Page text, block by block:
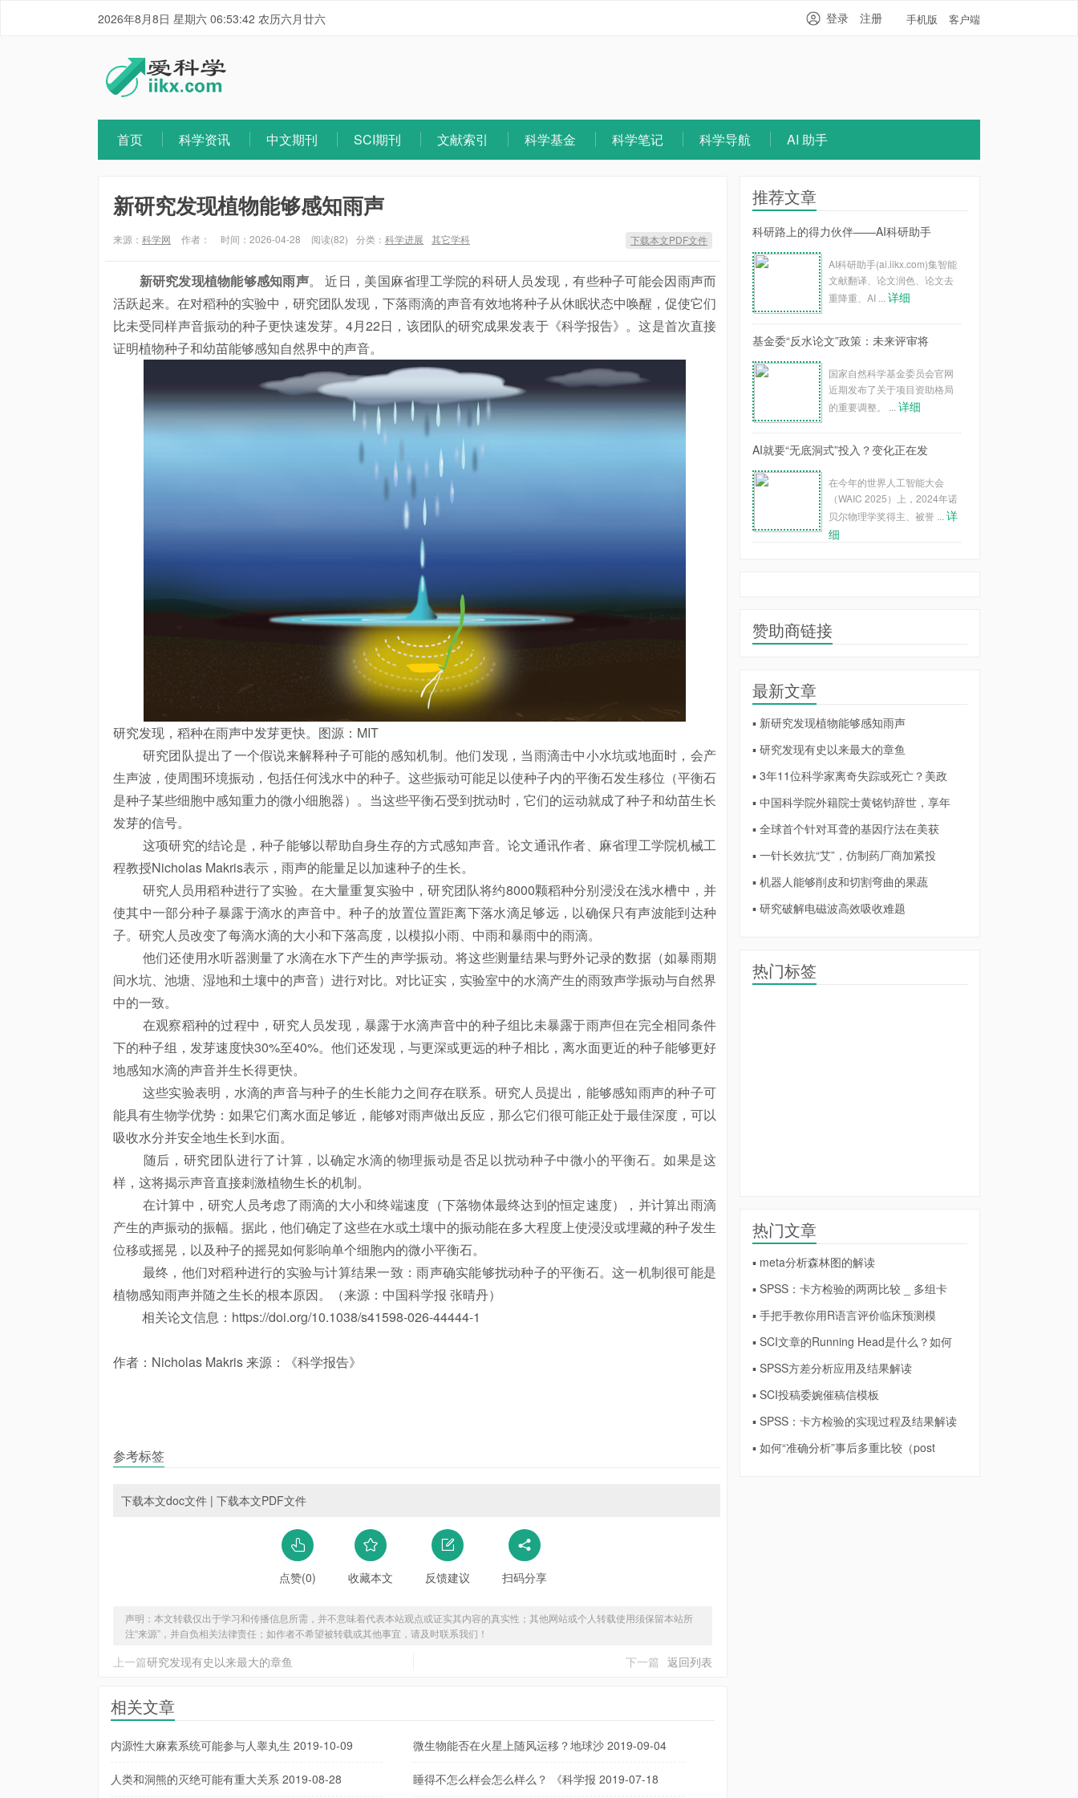
2026年8月8日 星期六 06:53:43 农历六月廿六 手机版 客户端
登录 注册
首页 科学资讯 中文期刊 SCI期刊 文献索引 科学基金 科学笔记 科学导航 AI 助手
新研究发现植物能够感知雨声
来源： 科学网 作者： 时间：2026-04-28 阅读(82) 分类： 科学进展 其它学科 下载本文PDF文件
新研究发现植物能够感知雨声。 近日，美国麻省理工学院的科研人员发现，有些种子可能会因雨声而
活跃起来。在对稻种的实验中，研究团队发现，下落雨滴的声音有效地将种子从休眠状态中唤醒，促使它们
比未受同样声音振动的种子更快速发芽。4月22日，该团队的研究成果发表于《科学报告》。这是首次直接
证明植物种子和幼苗能够感知自然界中的声音。
研究发现，稻种在雨声中发芽更快。图源：MIT
研究团队提出了一个假说来解释种子可能的感知机制。他们发现，当雨滴击中小水坑或地面时，会产
生声波，使周围环境振动，包括任何浅水中的种子。这些振动可能足以使种子内的平衡石发生移位（平衡石
是种子某些细胞中感知重力的微小细胞器）。当这些平衡石受到扰动时，它们的运动就成了种子和幼苗生长
发芽的信号。
这项研究的结论是，种子能够以帮助自身生存的方式感知声音。论文通讯作者、麻省理工学院机械工
程教授Nicholas Makris表示，雨声的能量足以加速种子的生长。
研究人员用稻种进行了实验。在大量重复实验中，研究团队将约8000颗稻种分别浸没在浅水槽中，并
使其中一部分种子暴露于滴水的声音中。种子的放置位置距离下落水滴足够远，以确保只有声波能到达种
子。研究人员改变了每滴水滴的大小和下落高度，以模拟小雨、中雨和暴雨中的雨滴。
他们还使用水听器测量了水滴在水下产生的声学振动。将这些测量结果与野外记录的数据（如暴雨期
间水坑、池塘、湿地和土壤中的声音）进行对比。对比证实，实验室中的水滴产生的雨致声学振动与自然界
中的一致。
在观察稻种的过程中，研究人员发现，暴露于水滴声音中的种子组比未暴露于雨声但在完全相同条件
下的种子组，发芽速度快30%至40%。他们还发现，与更深或更远的种子相比，离水面更近的种子能够更好
地感知水滴的声音并生长得更快。
这些实验表明，水滴的声音与种子的生长能力之间存在联系。研究人员提出，能够感知雨声的种子可
能具有生物学优势：如果它们离水面足够近，能够对雨声做出反应，那么它们很可能正处于最佳深度，可以
吸收水分并安全地生长到水面。
随后，研究团队进行了计算，以确定水滴的物理振动是否足以扰动种子中微小的平衡石。如果是这
样，这将揭示声音直接刺激植物生长的机制。
在计算中，研究人员考虑了雨滴的大小和终端速度（下落物体最终达到的恒定速度），并计算出雨滴
产生的声振动的振幅。据此，他们确定了这些在水或土壤中的振动能在多大程度上使浸没或埋藏的种子发生
位移或摇晃，以及种子的摇晃如何影响单个细胞内的微小平衡石。
最终，他们对稻种进行的实验与计算结果一致：雨声确实能够扰动种子的平衡石。这一机制很可能是
植物感知雨声并随之生长的根本原因。（来源：中国科学报 张晴丹）
相关论文信息：https://doi.org/10.1038/s41598-026-44444-1
作者：Nicholas Makris 来源：《科学报告》
参考标签
下载本文doc文件 | 下载本文PDF文件
点赞(0) 收藏本文 反馈建议 扫码分享
声明：本文转载仅出于学习和传播信息所需，并不意味着代表本站观点或证实其内容的真实性；其他网站或个人转载使用须保留本站所
注“来源”，并自负相关法律责任；如作者不希望被转载或其他事宜，请及时联系我们！
上一篇研究发现有史以来最大的章鱼 下一篇 返回列表
相关文章
内源性大麻素系统可能参与人睾丸生 2019-10-09 微生物能否在火星上随风运移？地球沙2019-09-04
人类和洞熊的灭绝可能有重大关系 2019-08-28 睡得不怎么样会怎么样么？ 《科学报 2019-07-18
推荐文章
科研路上的得力伙伴——AI科研助手
AI科研助手(ai.iikx.com)集智能
文献翻译、论文润色、论文去
重降重、AI ... 详细
基金委“反水论文”政策：未来评审将
国家自然科学基金委员会官网
近期发布了关于项目资助格局
的重要调整。 ... 详细
AI就要“无底洞式”投入？变化正在发
在今年的世界人工智能大会
（WAIC 2025）上，2024年诺
贝尔物理学奖得主、被誉 ... 详
细
赞助商链接
最新文章
▪ 新研究发现植物能够感知雨声
▪ 研究发现有史以来最大的章鱼
▪ 3年11位科学家离奇失踪或死亡？美政
▪ 中国科学院外籍院士黄铭钧辞世，享年
▪ 全球首个针对耳聋的基因疗法在美获
▪ 一针长效抗“艾”，仿制药厂商加紧投
▪ 机器人能够削皮和切割弯曲的果蔬
▪ 研究破解电磁波高效吸收难题
热门标签
热门文章
▪ meta分析森林图的解读
▪ SPSS：卡方检验的两两比较 _ 多组卡
▪ 手把手教你用R语言评价临床预测模
▪ SCI文章的Running Head是什么？如何
▪ SPSS方差分析应用及结果解读
▪ SCI投稿委婉催稿信模板
▪ SPSS：卡方检验的实现过程及结果解读
▪ 如何“准确分析”事后多重比较（post